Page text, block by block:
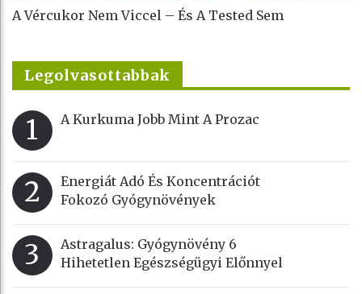
A Vércukor Nem Viccel – És A Tested Sem
Legolvasottabbak
1 A Kurkuma Jobb Mint A Prozac
2
Energiát Adó És Koncentrációt
Fokozó Gyógynövények
3
Astragalus: Gyógynövény 6
Hihetetlen Egészségügyi Előnnyel